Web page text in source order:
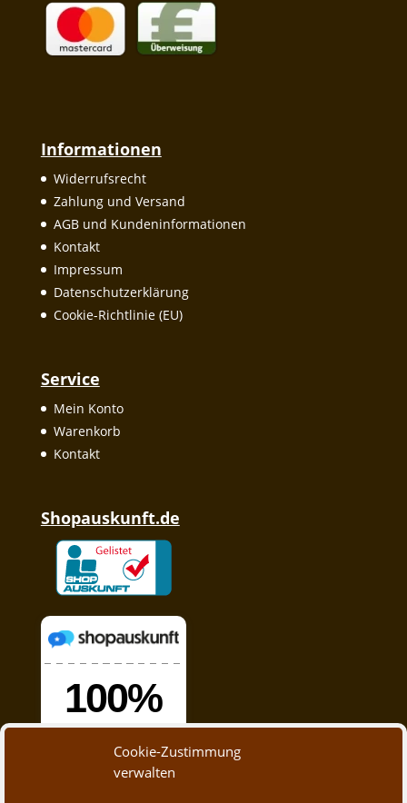
Cookie-Zustimmung
verwalten
Informationen
Widerrufsrecht
Zahlung und Versand
AGB und Kundeninformationen
Kontakt
Impressum
Datenschutzerklärung
Cookie-Richtlinie (EU)
Service
Mein Konto
Warenkorb
Kontakt
Shopauskunft.de